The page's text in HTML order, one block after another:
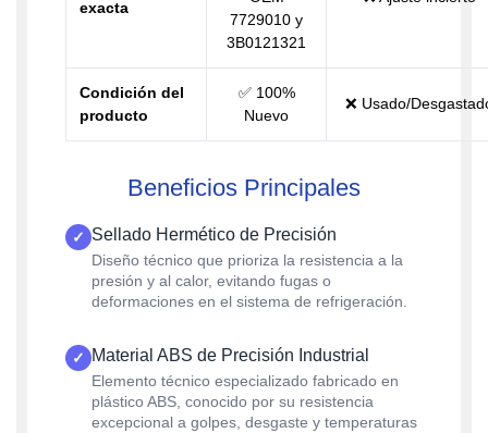
exacta
7729010 y
3B0121321
Condición del
producto
✅ 100%
Nuevo
❌ Usado/
Beneficios Principales
✓ Sellado Hermético de Precisión
Diseño técnico que prioriza la resistencia a la
presión y al calor, evitando fugas o
deformaciones en el sistema de refrigeración.
✓ Material ABS de Precisión Industrial
Elemento técnico especializado fabricado en
plástico ABS, conocido por su resistencia
excepcional a golpes, desgaste y temperaturas